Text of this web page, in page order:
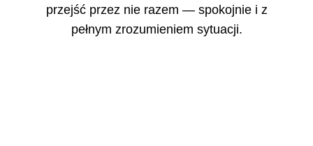
przejść przez nie razem — spokojnie i z
pełnym zrozumieniem sytuacji.